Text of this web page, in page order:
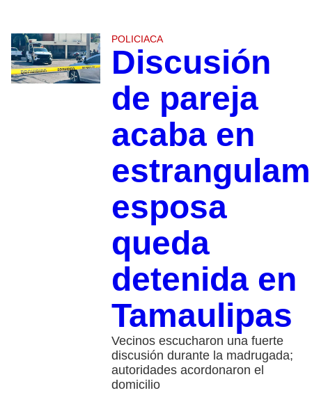
POLICIACA
Discusión
de pareja
acaba en
esposa
queda
detenida en
Tamaulipas
Vecinos escucharon una fuerte
discusión durante la madrugada;
autoridades acordonaron el
domicilio